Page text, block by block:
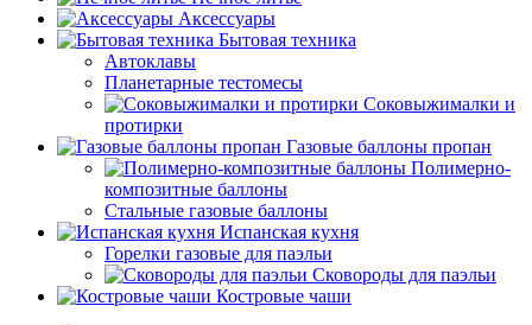
Аксессуары
Бытовая техника
Автоклавы
Планетарные тестомесы
Соковыжималки и
протирки
Газовые баллоны пропан
Полимерно-
композитные баллоны
Стальные газовые баллоны
Испанская кухня
Горелки газовые для паэльи
Сковороды для паэльи
Костровые чаши